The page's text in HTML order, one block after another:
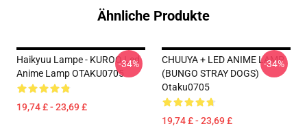
Ähnliche Produkte
Haikyuu Lampe - KUROO Led
Anime Lamp OTAKU0705
19,74 £ - 23,69 £
-34%
CHUUYA + LED ANIME LAMP
(BUNGO STRAY DOGS)
Otaku0705
19,74 £ - 23,69 £
-34%